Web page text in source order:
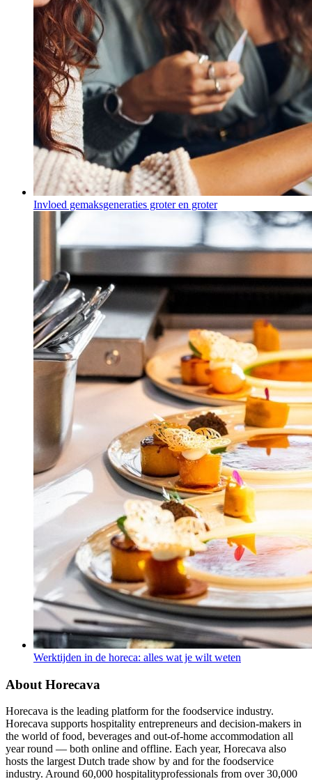
Invloed gemaksgeneraties groter en groter
Werktijden in de horeca: alles wat je wilt weten
About Horecava
Horecava is the leading platform for the foodservice industry.
Horecava supports hospitality entrepreneurs and decision-makers in
the world of food, beverages and out-of-home accommodation all
year round — both online and offline. Each year, Horecava also
hosts the largest Dutch trade show by and for the foodservice
industry. Around 60,000 hospitalityprofessionals from over 30,000